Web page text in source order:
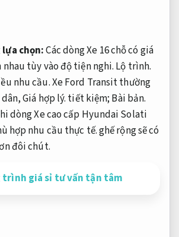
lựa chọn:Các dòng Xe 16 chỗ có giá
tùy vào độ tiện nghi. Lộ trình.
nhu cầu.Xe Ford Transit thường
dân,Giá hợp lý. tiết kiệm; Bài bản.
dòng Xe cao cấp Hyundai Solati
hợp nhu cầu thực tế.ghế rộng sẽ có
đôi chút.
trình giá sỉ tư vấn tận tâm